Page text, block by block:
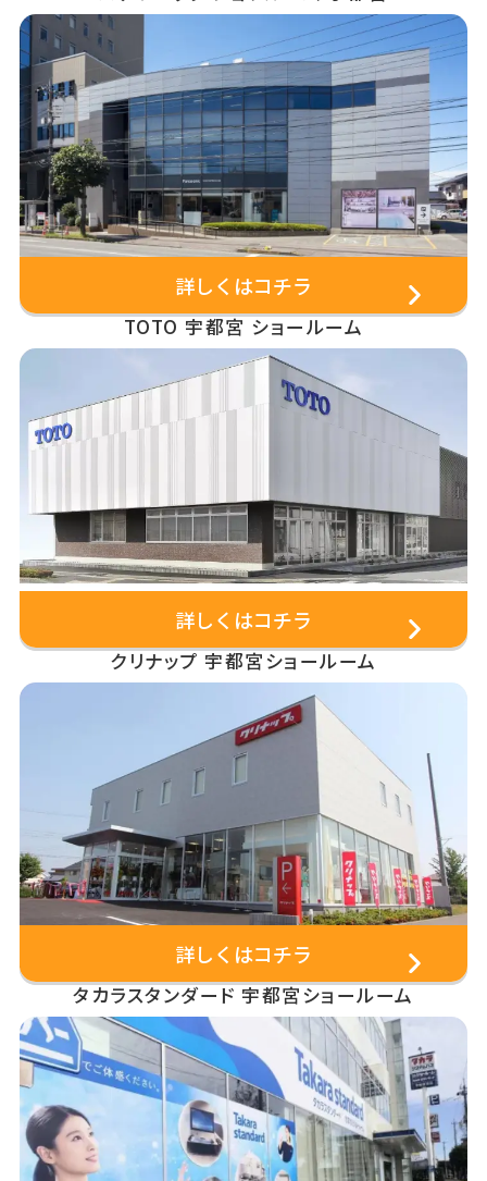
詳しくはコチラ
TOTO 宇都宮 ショールーム
詳しくはコチラ
クリナップ 宇都宮ショールーム
詳しくはコチラ
タカラスタンダード 宇都宮ショールーム